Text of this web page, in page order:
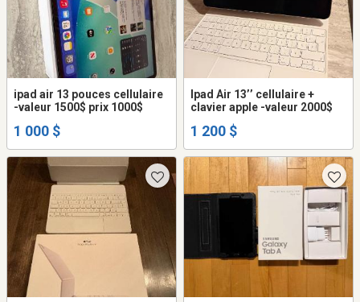
ipad air 13 pouces cellulaire
-valeur 1500$ prix 1000$
1 000 $
Ipad Air 13’’ cellulaire +
clavier apple -valeur 2000$
1 200 $